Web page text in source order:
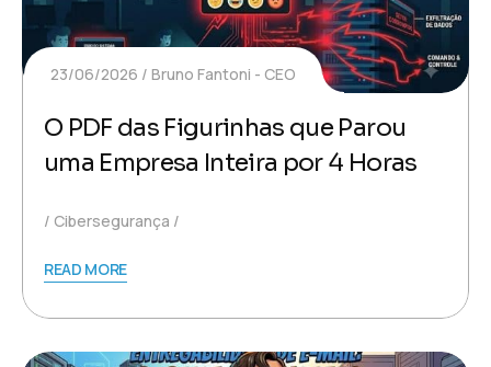
23/06/2026 Bruno Fantoni - CEO
O PDF das Figurinhas que Parou
uma Empresa Inteira por 4 Horas
Cibersegurança
READ MORE